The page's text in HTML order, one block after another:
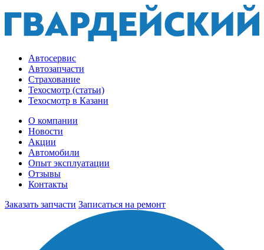
Автосервис
Автозапчасти
Страхование
Техосмотр (статьи)
Техосмотр в Казани
О компании
Новости
Акции
Автомобили
Опыт эксплуатации
Отзывы
Контакты
Заказать запчасти Записаться на ремонт